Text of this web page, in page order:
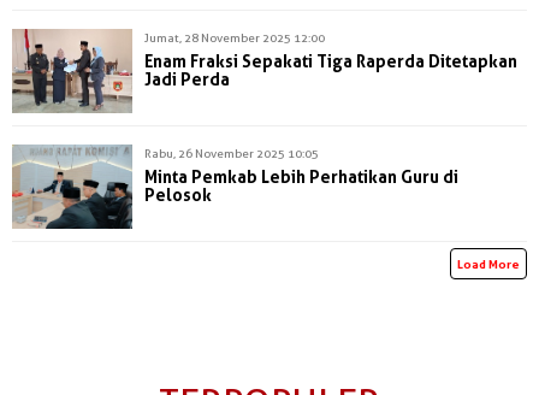
Jumat, 28 November 2025 12:00
Enam Fraksi Sepakati Tiga Raperda Ditetapkan
Jadi Perda
Rabu, 26 November 2025 10:05
Minta Pemkab Lebih Perhatikan Guru di
Pelosok
Load More